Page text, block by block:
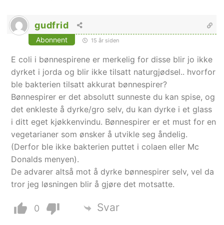
gudfrid
Abonnent 15 år siden
E coli i bønnespirene er merkelig for disse blir jo ikke
dyrket i jorda og blir ikke tilsatt naturgjødsel.. hvorfor
ble bakterien tilsatt akkurat bønnespirer?
Bønnespirer er det absolutt sunneste du kan spise, og
det enkleste å dyrke/gro selv, du kan dyrke i et glass
i ditt eget kjøkkenvindu. Bønnespirer er et must for en
vegetarianer som ønsker å utvikle seg åndelig.
(Derfor ble ikke bakterien puttet i colaen eller Mc
Donalds menyen).
De advarer altså mot å dyrke bønnespirer selv, vel da
tror jeg løsningen blir å gjøre det motsatte.
0 Svar